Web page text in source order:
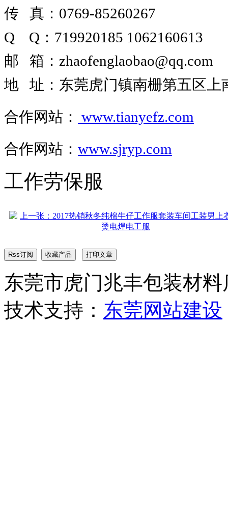
传 真：0769-85260267
Q Q ： 719920185 1062160613
邮 箱 ： zhaofenglaobao@qq.com
地 址 ： 东莞虎门镇南栅第五区上
合作网站 ： www.tianyefz.com
合作网站： www.sjryp.com
工作劳保服
东莞市虎门兆丰包装材
技术支持： 东莞网站建设